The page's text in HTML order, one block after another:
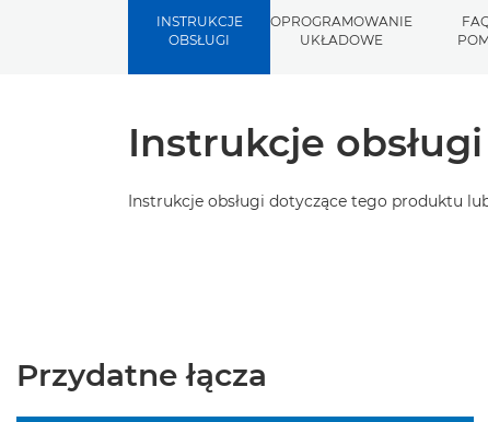
INSTRUKCJE
OBSŁUGI
OPROGRAMOWANIE
UKŁADOWE
Instrukcje obsługi
Instrukcje obsługi dotyczące tego produktu
Przydatne łącza